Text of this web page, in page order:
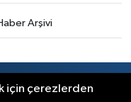
Arşivi
Her hakkı saklıdır.
için çerezlerden